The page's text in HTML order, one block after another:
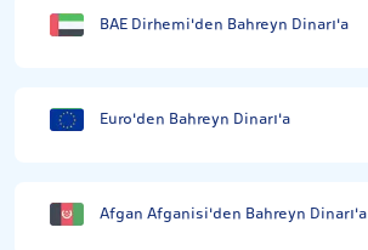
BAE Dirhemi'den Bahreyn Dinarı'a
Euro'den Bahreyn Dinarı'a
Afgan Afganisi'den Bahreyn Dinarı'a